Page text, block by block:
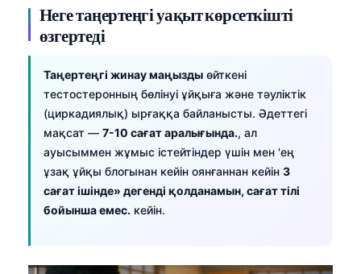
Неге таңертеңгі уақыт көрсеткішті
өзгертеді
Таңертеңгі жинау маңызды өйткені
тестостеронның бөлінуі ұйқыға және тәуліктік
(циркадиялық) ырғаққа байланысты. Әдеттегі
мақсат — 7-10 сағат аралығында., ал
ауысыммен жұмыс істейтіндер үшін мен 'ең
ұзақ ұйқы блогынан кейін оянғаннан кейін 3
сағат ішінде» дегенді қолданамын, сағат тілі
бойынша емес. кейін.